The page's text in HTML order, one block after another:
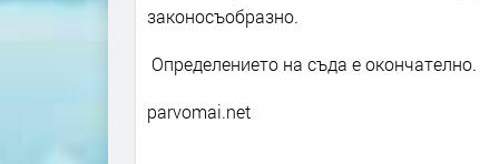
законосъобразно.
Определението на съда е окончателно.
parvomai.net